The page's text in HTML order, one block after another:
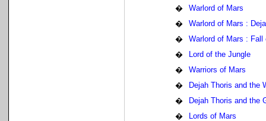
�
Warlord of Mars
�
Warlord of Mars :
�
Warlord of Mars : Fall
�
Lord of the Jungle
�
Warriors of Mars
�
Dejah Thoris and the
�
Dejah Thoris and the
�
Lords of Mars